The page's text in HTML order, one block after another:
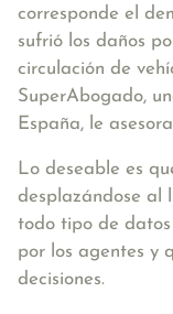
corresponde el
sufrió los daños
circulación de
SuperAbogado,
España, le
Lo deseable es
desplazándose al
todo tipo de datos
por los agentes y
decisiones.